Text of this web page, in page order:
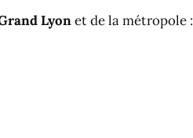
Lyonet de la métropole :